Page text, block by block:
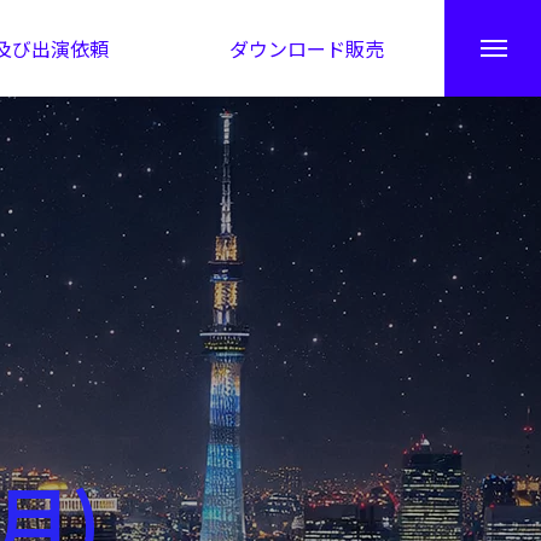
び出演依頼 ダウンロード販売
秘伝公開！吉凶カレンダー